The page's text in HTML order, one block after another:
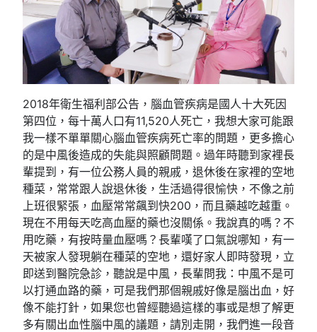
2018年衛生福利部公告，腦血管疾病是國人十大死因
第四位，每十萬人口有11,520人死亡，我想大家可能跟
我一樣不單單關心腦血管疾病死亡率的問題，更多擔心
的是中風後造成的失能與照顧問題。過年時聽到家裡長
輩提到，有一位公務人員的親戚，退休後在家裡的空地
種菜，常常跟人說退休後，生活過得很愉快，不像之前
上班很緊張，血壓常常飆到快200，而且藥越吃越重。
現在不用每天吃高血壓的藥也沒關係。我說真的嗎？不
用吃藥，有按時量血壓嗎？長輩嘆了口氣說哪知，有一
天被家人發現躺在種菜的空地，還好家人即時發現，立
即送到醫院急診，聽說是中風，長輩問我：中風不是可
以打通血路的藥，可是我們那個親戚好像是腦出血，好
像不能打針，如果您也曾經聽過這樣的事或是想了解更
多有關出血性腦中風的議題，請別走開，我們進一段音